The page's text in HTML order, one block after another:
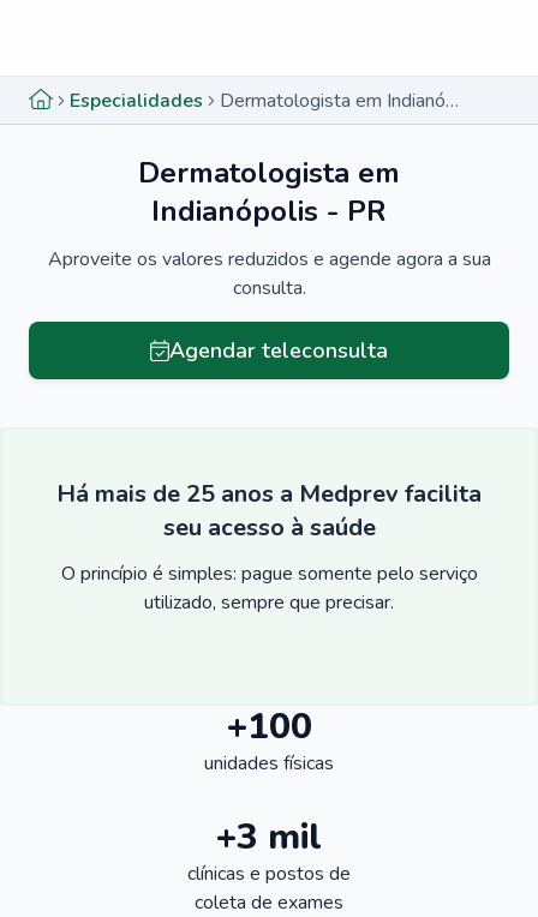
Especialidades Dermatologista em Indianópolis - PR
Dermatologista em
Indianópolis - PR
Aproveite os valores reduzidos e agende agora a sua
consulta.
Agendar teleconsulta
Há mais de 25 anos a Medprev facilita
seu acesso à saúde
O princípio é simples: pague somente pelo serviço
utilizado, sempre que precisar.
+100
unidades físicas
+3 mil
clínicas e postos de
coleta de exames